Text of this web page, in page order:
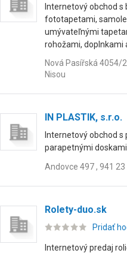
Internetový obchod
fototapetami,
umývateľnými
rohožami, doplnkami
Nová Pasířská 4054/
Nisou
IN PLASTIK, s.r.o.
Internetový obchod
parapetnými
Andovce 497 , 941
Rolety-duo.sk
Pridať
Internetový predaj